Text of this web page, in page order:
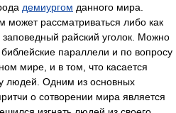
демиургом данного мира.
может рассматриваться либо как
райский уголок. Можно
параллели и по вопросу
мире, и в том, что касается
людей. Одним из основных
о сотворении мира является